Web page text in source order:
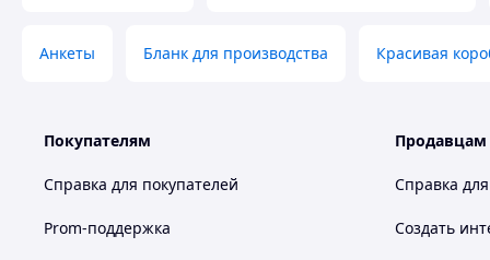
Анкеты Бланк для производства Красивая
Покупателям
Справка для покупателей
Prom-поддержка
Продавцам
Справка
Создать